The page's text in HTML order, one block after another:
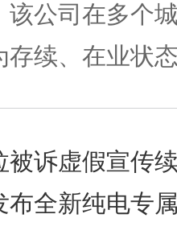
该公司在多个
存续、在业状
布全新纯电专